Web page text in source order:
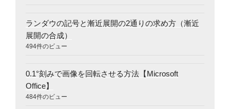
ランダウの記号と漸近展開の2通りの求め方（漸近
展開の合成）
494件のビュー
0.1°刻みで画像を回転させる方法【Microsoft
Office】
484件のビュー